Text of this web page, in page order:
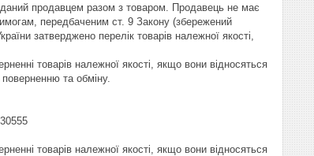
продавцем разом з товаром. Продавець не має
передбаченим ст. 9 Закону (збережений
затверджено перелік товарів належної якості,
товарів належної якості, якщо вони відносяться
та обміну.
товарів належної якості, якщо вони відносяться